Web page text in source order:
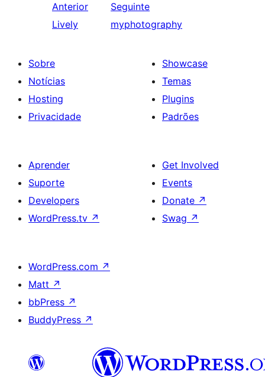
Anterior
Lively
Seguinte
myphotography
Sobre
Notícias
Hosting
Privacidade
Showcase
Temas
Plugins
Padrões
Aprender
Suporte
Developers
WordPress.tv ↗
Get Involved
Events
Donate ↗
Swag ↗
WordPress.com ↗
Matt ↗
bbPress ↗
BuddyPress ↗